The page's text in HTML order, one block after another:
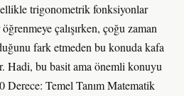
trigonometrik fonksiyonlar
çalışırken, çoğu zaman
fark etmeden bu konuda kafa
Hadi, bu basit ama önemli konuyu
Derece: Temel Tanım Matematik